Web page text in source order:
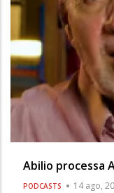
Abilio processa
PODCASTS 14 ago,